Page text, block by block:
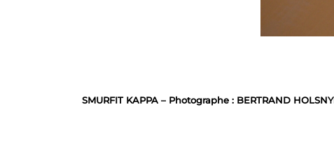
SMURFIT KAPPA – Photographe : BERTRAND